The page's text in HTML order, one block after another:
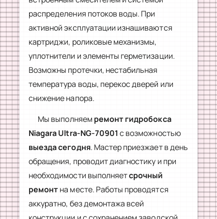
распределения потоков воды. При
активной эксплуатации изнашиваются
картриджи, роликовые механизмы,
уплотнители и элементы герметизации.
Возможны протечки, нестабильная
температура воды, перекос дверей или
снижение напора.
Мы выполняем ремонт гидробокса
Niagara Ultra-NG-70901с возможностью
выезда сегодня. Мастер приезжает в день
обращения, проводит диагностику и при
необходимости выполняетсрочный
ремонтна месте. Работы проводятся
аккуратно, без демонтажа всей